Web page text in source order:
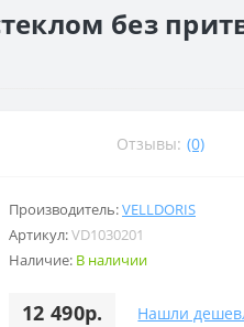
без
Отзывы: (0)
Производитель:VELLDORIS
Артикул:VD1030201
Наличие: В наличии
12 490р. Нашли